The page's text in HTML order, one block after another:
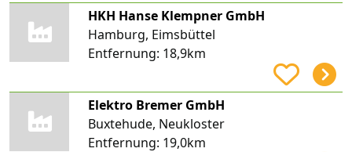
HKH Hanse Klempner GmbH
Hamburg, Eimsbüttel
Entfernung: 18,9km
Elektro Bremer GmbH
Buxtehude, Neukloster
Entfernung: 19,0km